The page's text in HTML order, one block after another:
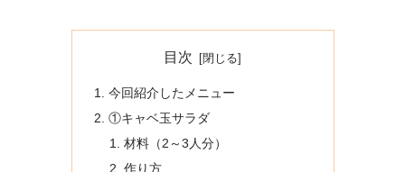
目次
今回紹介したメニュー
①キャベ玉サラダ
材料（2～3人分）
作り方